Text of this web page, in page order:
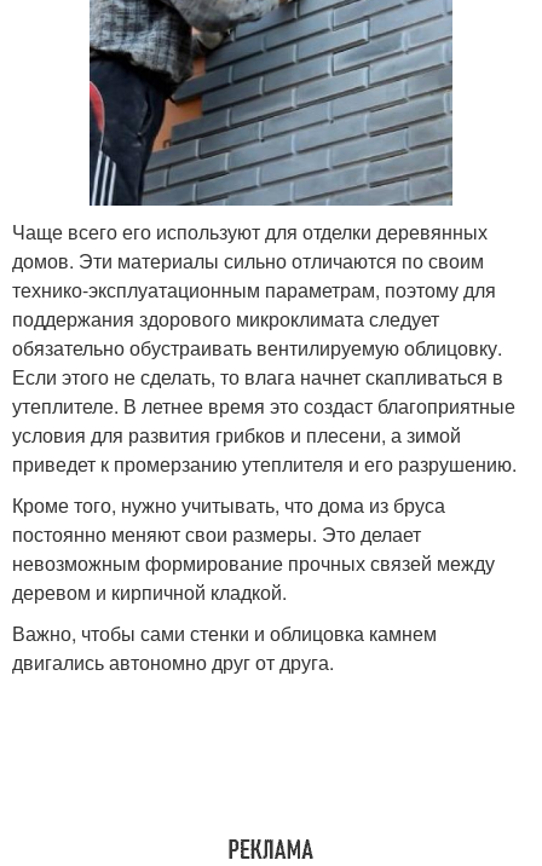
Чаще всего его используют для отделки деревянных
домов. Эти материалы сильно отличаются по своим
технико-эксплуатационным параметрам, поэтому для
поддержания здорового микроклимата следует
обязательно обустраивать вентилируемую облицовку.
Если этого не сделать, то влага начнет скапливаться в
утеплителе. В летнее время это создаст благоприятные
условия для развития грибков и плесени, а зимой
приведет к промерзанию утеплителя и его разрушению.
Кроме того, нужно учитывать, что дома из бруса
постоянно меняют свои размеры. Это делает
невозможным формирование прочных связей между
деревом и кирпичной кладкой.
Важно, чтобы сами стенки и облицовка камнем
двигались автономно друг от друга.